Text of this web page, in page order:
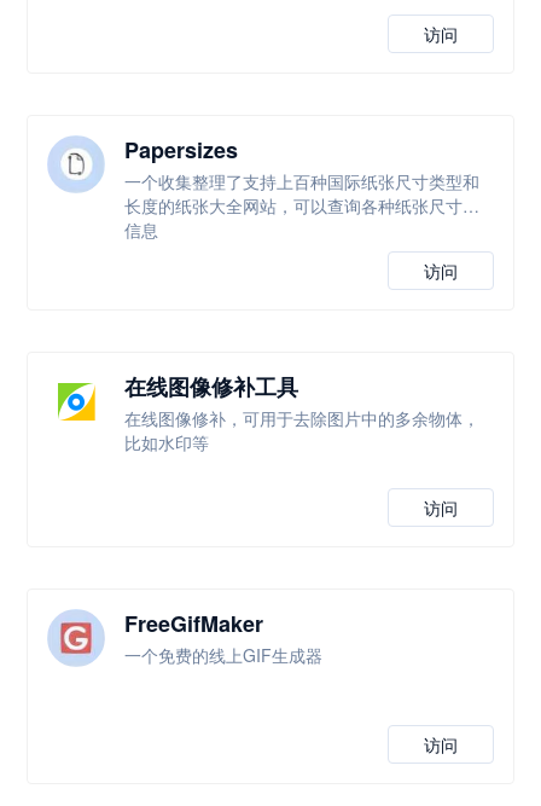
访问
Papersizes
一个收集整理了支持上百种国际纸张尺寸类型和
长度的纸张大全网站，可以查询各种纸张尺寸等
信息
访问
在线图像修补工具
在线图像修补，可用于去除图片中的多余物体，
比如水印等
访问
FreeGifMaker
一个免费的线上GIF生成器
访问